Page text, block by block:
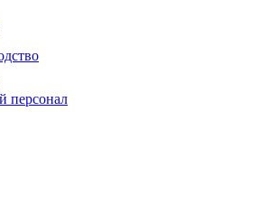
персонал